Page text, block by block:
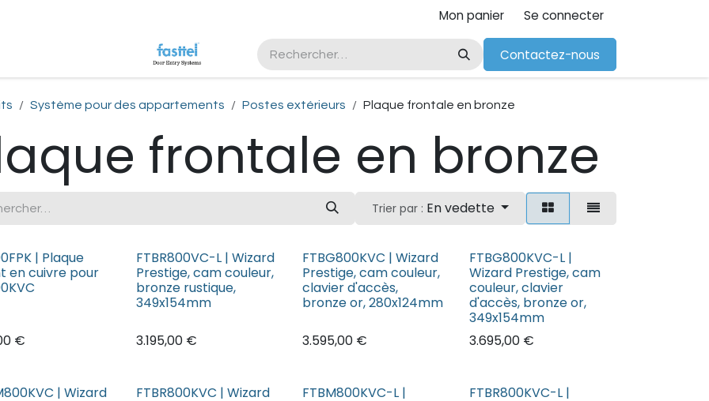
Mon panier Se connecter
Contactez-nous
Système pour des appartements Postes extérieurs Plaque frontale en bronze
frontale en bronze
Trier par : En vedette
| Plaque
en cuivre pour
€
FTBR800VC-L | Wizard
Prestige, cam couleur,
bronze rustique,
349x154mm
3.195,00 €
FTBG800KVC | Wizard
Prestige, cam couleur,
clavier d'accès,
bronze or, 280x124mm
3.595,00 €
FTBG800KVC-L |
Wizard Prestige, cam
couleur, clavier
d'accès, bronze or,
349x154mm
3.695,00€
| Wizard
FTBR800KVC | Wizard
FTBM800KVC-L |
FTBR800KVC-L |